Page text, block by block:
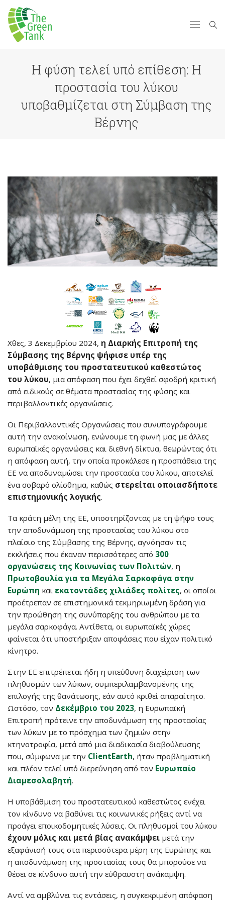
Η φύση τελεί υπό επίθεση: Η
προστασία του λύκου
υποβαθμίζεται στη Σύμβαση της
Βέρνης
Χθες, 3 Δεκεμβρίου 2024, η Διαρκής Επιτροπή της
Σύμβασης της Βέρνης ψήφισε υπέρ της
υποβάθμισης του προστατευτικού καθεστώτος
του λύκου, μια απόφαση που έχει δεχθεί σφοδρή κριτική
από ειδικούς σε θέματα προστασίας της φύσης και
περιβαλλοντικές οργανώσεις.
Οι Περιβαλλοντικές Οργανώσεις που συνυπογράφουμε
αυτή την ανακοίνωση, ενώνουμε τη φωνή μας με άλλες
ευρωπαϊκές οργανώσεις και διεθνή δίκτυα, θεωρώντας ότι
η απόφαση αυτή, την οποία προκάλεσε η προσπάθεια της
ΕΕ να αποδυναμώσει την προστασία του λύκου, αποτελεί
ένα σοβαρό ολίσθημα, καθώς στερείται οποιασδήποτε
επιστημονικής λογικής.
Τα κράτη μέλη της ΕΕ, υποστηρίζοντας με τη ψήφο τους
την αποδυνάμωση της προστασίας του λύκου στο
πλαίσιο της Σύμβασης της Βέρνης, αγνόησαν τις
εκκλήσεις που έκαναν περισσότερες από 300
οργανώσεις της Κοινωνίας των Πολιτών, η
Πρωτοβουλία για τα Μεγάλα Σαρκοφάγα στην
Ευρώπη και εκατοντάδες χιλιάδες πολίτες, οι οποίοι
προέτρεπαν σε επιστημονικά τεκμηριωμένη δράση για
την προώθηση της συνύπαρξης του ανθρώπου με τα
μεγάλα σαρκοφάγα. Αντίθετα, οι ευρωπαϊκές χώρες
φαίνεται ότι υποστήριξαν αποφάσεις που είχαν πολιτικό
κίνητρο.
Στην ΕΕ επιτρέπεται ήδη η υπεύθυνη διαχείριση των
πληθυσμών των λύκων, συμπεριλαμβανομένης της
επιλογής της θανάτωσης, εάν αυτό κριθεί απαραίτητο.
Ωστόσο, τον Δεκέμβριο του 2023, η Ευρωπαϊκή
Επιτροπή πρότεινε την αποδυνάμωση της προστασίας
των λύκων με το πρόσχημα των ζημιών στην
κτηνοτροφία, μετά από μια διαδικασία διαβούλευσης
που, σύμφωνα με την ClientEarth, ήταν προβληματική
και πλέον τελεί υπό διερεύνηση από τον Ευρωπαίο
Διαμεσολαβητή.
Η υποβάθμιση του προστατευτικού καθεστώτος ενέχει
τον κίνδυνο να βαθύνει τις κοινωνικές ρήξεις αντί να
προάγει εποικοδομητικές λύσεις. Οι πληθυσμοί του λύκου
έχουν μόλις και μετά βίας ανακάμψει μετά την
εξαφάνισή τους στα περισσότερα μέρη της Ευρώπης και
η αποδυνάμωση της προστασίας τους θα μπορούσε να
θέσει σε κίνδυνο αυτή την εύθραυστη ανάκαμψη.
Αντί να αμβλύνει τις εντάσεις, η συγκεκριμένη απόφαση